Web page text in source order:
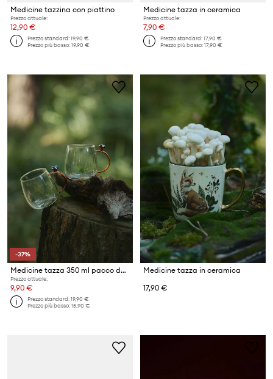
Medicine tazzina con piattino
Prezzo attuale:
12,90 €
Prezzo standard:19,90 €
Prezzo più basso:19,90 €
Medicine tazza in ceramica
Prezzo attuale:
7,90 €
Prezzo standard:17,90 €
Prezzo più basso:17,90 €
-37%
Medicine tazza 350 ml pacco da 2
Prezzo attuale:
9,90 €
Prezzo standard:19,90 €
Prezzo più basso:15,90 €
Medicine tazza in ceramica
17,90 €